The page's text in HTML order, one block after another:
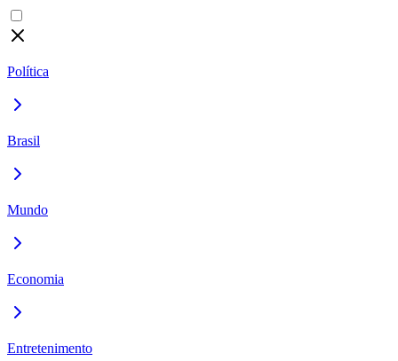
Política
Brasil
Mundo
Economia
Entretenimento